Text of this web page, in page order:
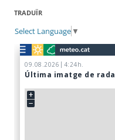
TRADUÏR
Select Language ▼